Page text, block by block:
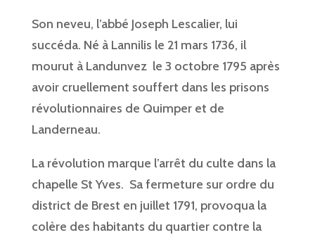
Son neveu, l’abbé Joseph Lescalier, lui
succéda. Né à Lannilis le 21 mars 1736, il
mourut à Landunvez le 3 octobre 1795 après
avoir cruellement souffert dans les prisons
révolutionnaires de Quimper et de
Landerneau.
La révolution marque l’arrêt du culte dans la
chapelle St Yves. Sa fermeture sur ordre du
district de Brest en juillet 1791, provoqua la
colère des habitants du quartier contre la